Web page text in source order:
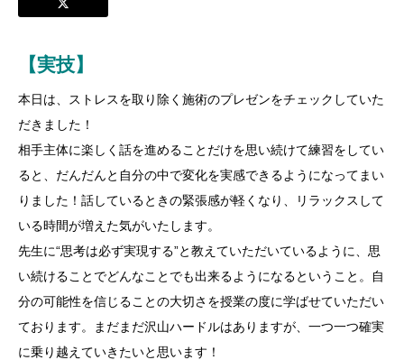
【実技】
本日は、ストレスを取り除く施術のプレゼンをチェックしていた
だきました！
相手主体に楽しく話を進めることだけを思い続けて練習をしてい
ると、だんだんと自分の中で変化を実感できるようになってまい
りました！話しているときの緊張感が軽くなり、リラックスして
いる時間が増えた気がいたします。
先生に“思考は必ず実現する”と教えていただいているように、思
い続けることでどんなことでも出来るようになるということ。自
分の可能性を信じることの大切さを授業の度に学ばせていただい
ております。まだまだ沢山ハードルはありますが、一つ一つ確実
に乗り越えていきたいと思います！